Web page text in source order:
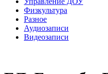
Физкультура
Разное
Аудиозаписи
Видеозаписи